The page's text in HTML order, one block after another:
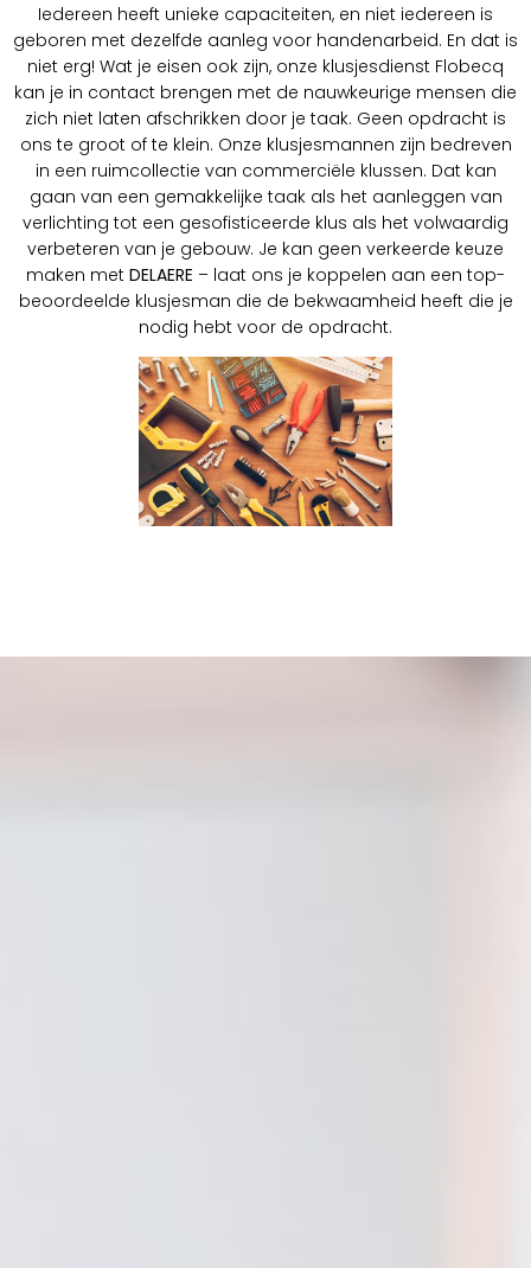
Iedereen heeft unieke capaciteiten, en niet iedereen is
geboren met dezelfde aanleg voor handenarbeid. En dat is
niet erg! Wat je eisen ook zijn, onze klusjesdienst Flobecq
kan je in contact brengen met de nauwkeurige mensen die
zich niet laten afschrikken door je taak. Geen opdracht is
ons te groot of te klein. Onze klusjesmannen zijn bedreven
in een ruimcollectie van commerciële klussen. Dat kan
gaan van een gemakkelijke taak als het aanleggen van
verlichting tot een gesofisticeerde klus als het volwaardig
verbeteren van je gebouw. Je kan geen verkeerde keuze
maken met DELAERE – laat ons je koppelen aan een top-
beoordeelde klusjesman die de bekwaamheid heeft die je
nodig hebt voor de opdracht.